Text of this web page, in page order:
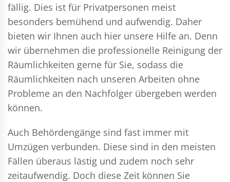
fällig. Dies ist für Privatpersonen meist
besonders bemühend und aufwendig. Daher
bieten wir Ihnen auch hier unsere Hilfe an. Denn
wir übernehmen die professionelle Reinigung der
Räumlichkeiten gerne für Sie, sodass die
Räumlichkeiten nach unseren Arbeiten ohne
Probleme an den Nachfolger übergeben werden
können.
Auch Behördengänge sind fast immer mit
Umzügen verbunden. Diese sind in den meisten
Fällen überaus lästig und zudem noch sehr
zeitaufwendig. Doch diese Zeit können Sie